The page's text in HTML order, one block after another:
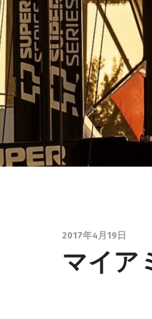
2017年4月19日
マイア